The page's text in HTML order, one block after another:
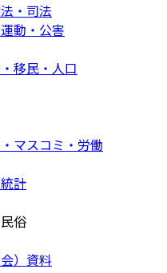
・司法
動・公害
移民・人口
マスコミ・労働
計
俗
）資料